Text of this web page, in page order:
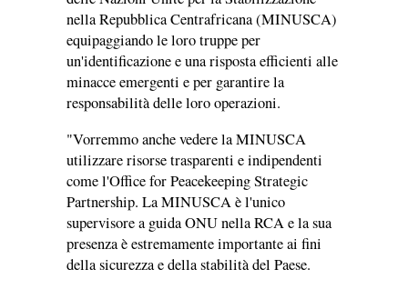
nella Repubblica Centrafricana (MINUSCA)
equipaggiando le loro truppe per
un'identificazione e una risposta efficienti alle
minacce emergenti e per garantire la
responsabilità delle loro operazioni.
"Vorremmo anche vedere la MINUSCA
utilizzare risorse trasparenti e indipendenti
come l'Office for Peacekeeping Strategic
Partnership. La MINUSCA è l'unico
supervisore a guida ONU nella RCA e la sua
presenza è estremamente importante ai fini
della sicurezza e della stabilità del Paese.